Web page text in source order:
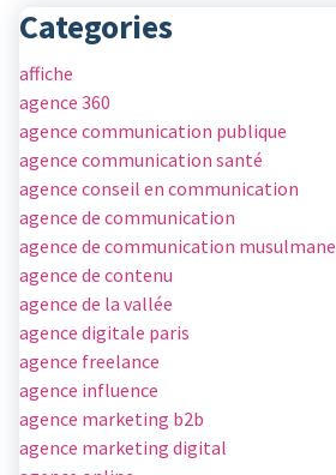
Categories
affiche
agence 360
agence communication publique
agence communication santé
agence conseil en communication
agence de communication
agence de communication musulmane
agence de contenu
agence de la vallée
agence digitale paris
agence freelance
agence influence
agence marketing b2b
agence marketing digital